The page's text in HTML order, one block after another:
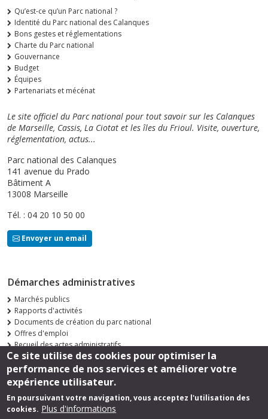
Qu’est-ce qu’un Parc national ?
Identité du Parc national des Calanques
Bons gestes et réglementations
Charte du Parc national
Gouvernance
Budget
Équipes
Partenariats et mécénat
Le site officiel du Parc national pour tout savoir sur les Calanques
de Marseille, Cassis, La Ciotat et les îles du Frioul. Visite, ouverture,
réglementation, actus...
Parc national des Calanques
141 avenue du Prado
Bâtiment A
13008 Marseille
Tél. : 04 20 10 50 00
Envoyer un email
Démarches administratives
Marchés publics
Rapports d'activités
Documents de création du parc national
Offres d'emploi
Recueil des actes administratifs
Consultations publiques
Suivez-nous
Ce site utilise des cookies pour optimiser la
performance de nos services et améliorer votre
expérience utilisateur.
En poursuivant votre navigation, vous acceptez l'utilisation des
cookies. Plus d'informations